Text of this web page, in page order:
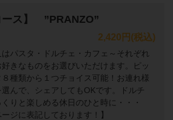
ース】 ”PRANZO”
2,420円 (税込)
パスタ・ドルチェ・カフェ～それぞれ
きなものをお選びいただけます。ピッ
種類から１つチョイス可能！お連れ様
んで、シェアしてもOKです。ドルチ
りと楽しめる休日のひと時に・・・
ジに表記しております！】